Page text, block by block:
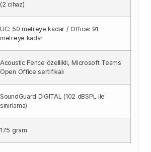
(2 cihaz)
UC: 50 metreye kadar / Office: 91
metreye kadar
Acoustic Fence özellikli, Microsoft Teams
Open Office sertifikalı
SoundGuard DIGITAL (102 dBSPL ile
sınırlama)
175 gram